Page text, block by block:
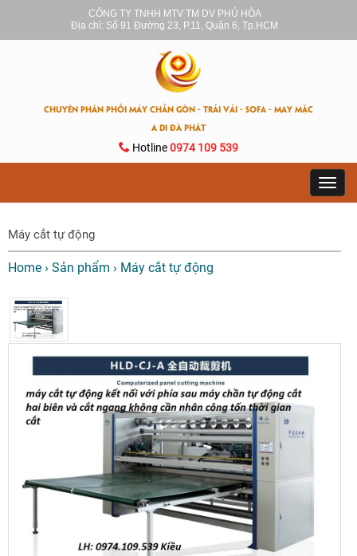
CÔNG TY TNHH MTV TM DV PHÚ HÒA
Địa chỉ: Số 91 Đường 23, P.11, Quận 6, Tp.HCM
CHUYÊN PHÂN PHỐI MÁY CHẦN GÒN - TRẢI VẢI - SOFA - MAY MẶC
A DI ĐÀ PHẬT
Hotline0974 109 539
Máy cắt tự động
Home › Sản phẩm › Máy cắt tự động